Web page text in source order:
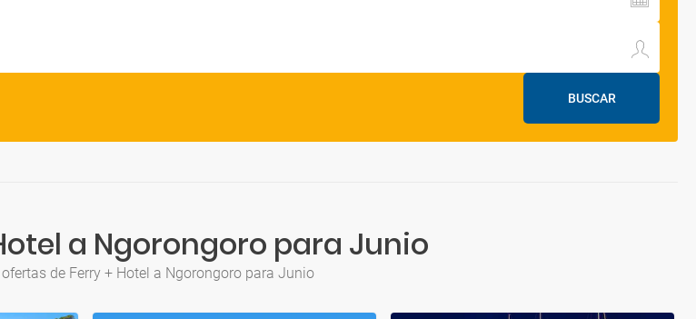
BUSCAR
a Ngorongoro para Junio
de Ferry + Hotel a Ngorongoro para Junio